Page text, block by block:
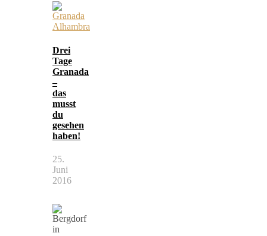
Drei
Tage
Granada
–
das
musst
du
gesehen
haben!
25.
Juni
2016